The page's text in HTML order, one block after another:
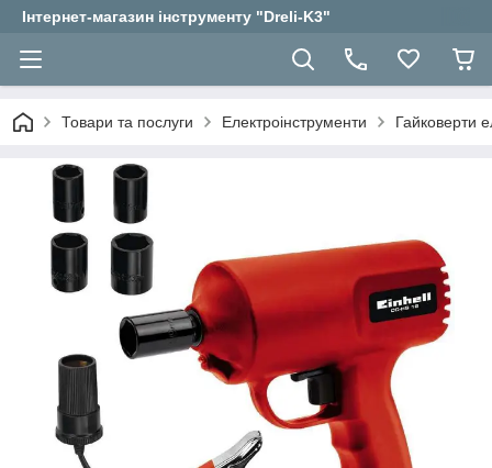
Інтернет-магазин інструменту "Dreli-K3"
Товари та послуги Електроінструменти Гайковерти